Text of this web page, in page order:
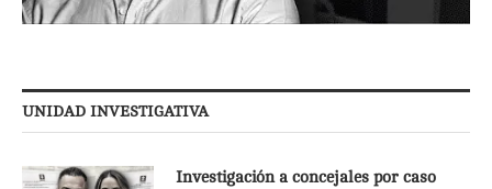
UNIDAD INVESTIGATIVA
Investigación a concejales por caso